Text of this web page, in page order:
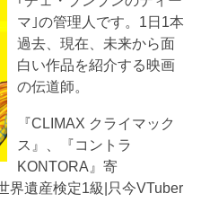
マ｣の管理人です。1日1本
過去、現在、未来から面
白い作品を紹介する映画
の伝道師。
『CLIMAX クライマック
ス』、『コントラ
KONTORA』寄
界遺産検定1級|只今VTuber